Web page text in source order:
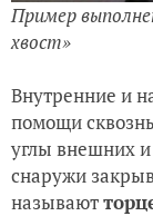
Пример
хвост»
Внутренние и
помощи
углы внешних
снаружи
называют